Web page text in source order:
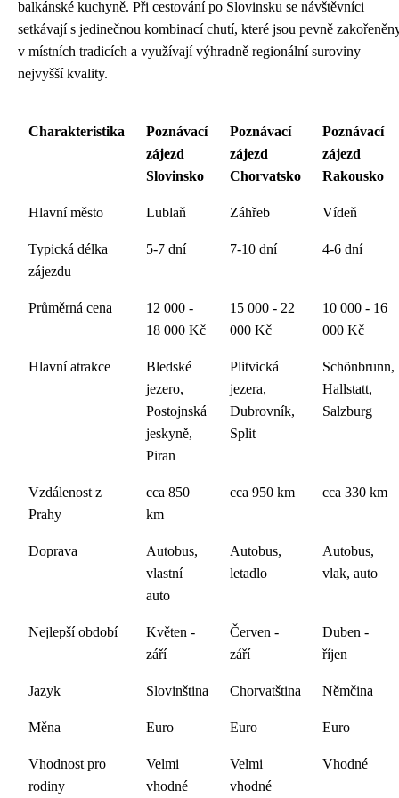
balkánské kuchyně. Při cestování po Slovinsku se návštěvníci
setkávají s jedinečnou kombinací chutí, které jsou pevně
v místních tradicích a využívají výhradně regionální suroviny
nejvyšší kvality.
Charakteristika
Poznávací
zájezd
Slovinsko
Poznávací
zájezd
Chorvatsko
Poznávací
zájezd
Rakousko
Hlavní město Lublaň Záhřeb Vídeň
Typická délka
zájezdu
5-7 dní 7-10 dní 4-6 dní
Průměrná cena
12 000 -
18 000 Kč
15 000 - 22
000 Kč
10 000 - 16
000 Kč
Hlavní atrakce
Bledské
jezero,
Postojnská
jeskyně,
Piran
Plitvická
jezera,
Dubrovník,
Split
Schönbrunn,
Hallstatt,
Salzburg
Vzdálenost z
Prahy
cca 850
km
cca 950 km cca 330 km
Doprava
Autobus,
vlastní
auto
Autobus,
letadlo
Autobus,
vlak, auto
Nejlepší období
Květen -
září
Červen -
září
Duben -
říjen
Jazyk Slovinština Chorvatština Němčina
Měna Euro Euro Euro
Vhodnost pro
rodiny
Velmi
vhodné
Velmi
vhodné
Vhodné